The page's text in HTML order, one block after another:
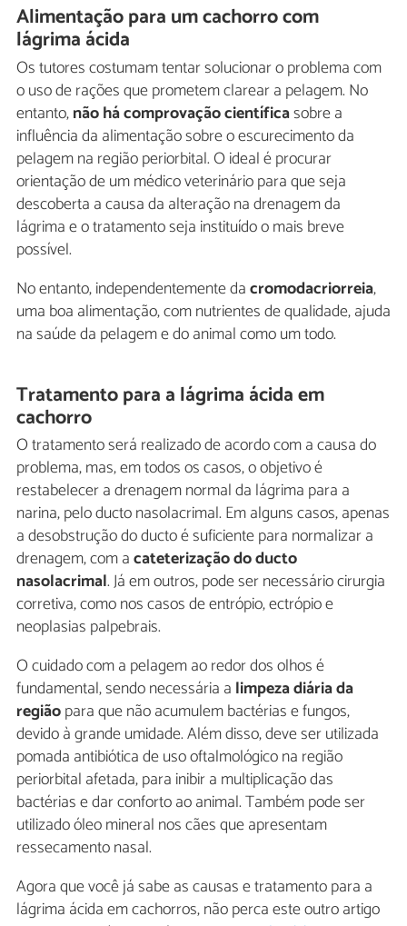
Alimentação para um cachorro com
lágrima ácida
Os tutores costumam tentar solucionar o problema com
o uso de rações que prometem clarear a pelagem. No
entanto,não há comprovação científicasobre a
influência da alimentação sobre o escurecimento da
pelagem na região periorbital. O ideal é procurar
orientação de um médico veterinário para que seja
descoberta a causa da alteração na drenagem da
lágrima e o tratamento seja instituído o mais breve
possível.
No entanto, independentemente dacromodacriorreia,
uma boa alimentação, com nutrientes de qualidade, ajuda
na saúde da pelagem e do animal como um todo.
Tratamento para a lágrima ácida em
cachorro
O tratamento será realizado de acordo com a causa do
problema, mas, em todos os casos, o objetivo é
restabelecer a drenagem normal da lágrima para a
narina, pelo ducto nasolacrimal. Em alguns casos, apenas
a desobstrução do ducto é suficiente para normalizar a
drenagem, com acateterização do ducto
nasolacrimal. Já em outros, pode ser necessário cirurgia
corretiva, como nos casos de entrópio, ectrópio e
neoplasias palpebrais.
O cuidado com a pelagem ao redor dos olhos é
fundamental, sendo necessária a limpeza diária da
regiãopara que não acumulem bactérias e fungos,
devido à grande umidade. Além disso, deve ser utilizada
pomada antibiótica de uso oftalmológico na região
periorbital afetada, para inibir a multiplicação das
bactérias e dar conforto ao animal. Também pode ser
utilizado óleo mineral nos cães que apresentam
ressecamento nasal.
Agora que você já sabe as causas e tratamento para a
lágrima ácida em cachorros, não perca este outro artigo